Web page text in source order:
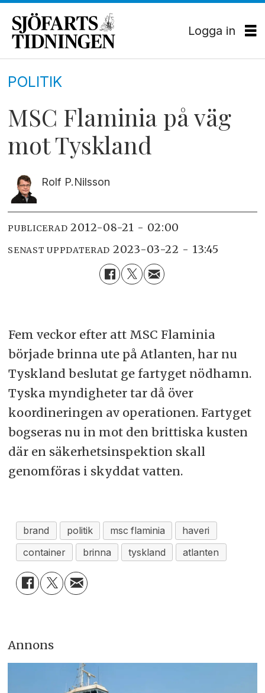
Logga in
POLITIK
MSC Flaminia på väg
mot Tyskland
Rolf P.Nilsson
PUBLICERAD 2012-08-21 - 02:00
SENAST UPPDATERAD 2023-03-22 - 13:45
Fem veckor efter att MSC Flaminia
började brinna ute på Atlanten, har nu
Tyskland beslutat ge fartyget nödhamn.
Tyska myndigheter tar då över
koordineringen av operationen. Fartyget
bogseras nu in mot den brittiska kusten
där en säkerhetsinspektion skall
genomföras i skyddat vatten.
brand politik msc flaminia
haveri
container
brinna tyskland atlanten
Annons